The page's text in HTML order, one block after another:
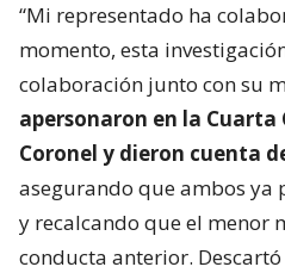
“Mi representado ha
momento, esta
colaboración junto con su
apersonaron en la Cuarta
Coronel y dieron cuenta
asegurando que ambos ya
y recalcando que el menor
conducta anterior.